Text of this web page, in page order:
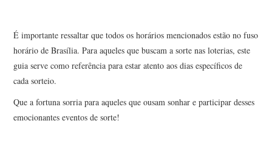
É importante ressaltar que todos os horários mencionados estão no fuso
horário de Brasília. Para aqueles que buscam a sorte nas loterias, este
guia serve como referência para estar atento aos dias específicos de
cada sorteio.
Que a fortuna sorria para aqueles que ousam sonhar e participar desses
emocionantes eventos de sorte!